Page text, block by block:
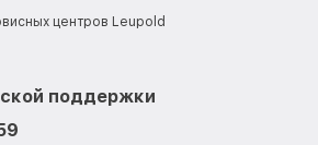
центров Leupold
поддержки